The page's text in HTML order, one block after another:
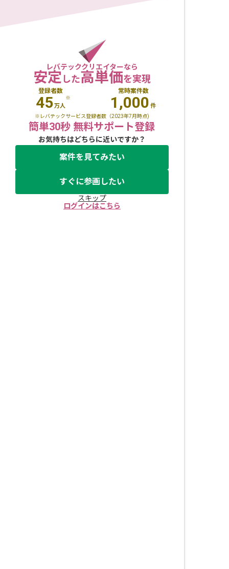
レバテッククリエイターなら
安定した高単価を実現
登録者数
45万人
※
常時案件数
1,000 件
※レバテックサービス登録者数（2023年7月時点)
簡単30秒 無料サポート登録
お気持ちはどちらに近いですか？
案件を見てみたい
すぐに参画したい
スキップ
ログインはこちら